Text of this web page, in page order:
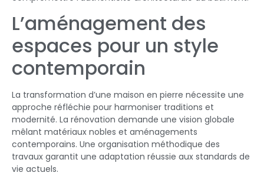
L’aménagement des
espaces pour un style
contemporain
La transformation d’une maison en pierre nécessite une
approche réfléchie pour harmoniser traditions et
modernité. La rénovation demande une vision globale
mêlant matériaux nobles et aménagements
contemporains. Une organisation méthodique des
travaux garantit une adaptation réussie aux standards de
vie actuels.